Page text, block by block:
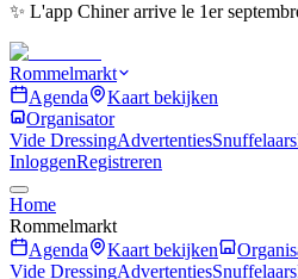
✨ L'app Chiner arrive le 1er
Rommelmarkt
Agenda
Kaart bekijken
Organisator
Vide DressingAdvertentiesSnuffelaars
InloggenRegistreren
Home
Rommelmarkt
Agenda
Kaart bekijken
Vide DressingAdvertentiesSnuffelaars